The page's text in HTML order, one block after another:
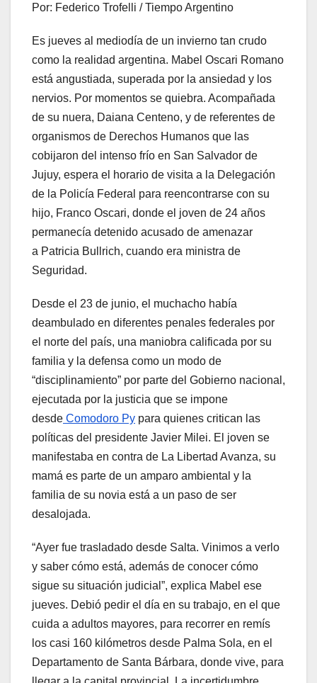
Por: Federico Trofelli / Tiempo Argentino
Es jueves al mediodía de un invierno tan crudo
como la realidad argentina. Mabel Oscari Romano
está angustiada, superada por la ansiedad y los
nervios. Por momentos se quiebra. Acompañada
de su nuera, Daiana Centeno, y de referentes de
organismos de Derechos Humanos que las
cobijaron del intenso frío en San Salvador de
Jujuy, espera el horario de visita a la Delegación
de la Policía Federal para reencontrarse con su
hijo, Franco Oscari, donde el joven de 24 años
permanecía detenido acusado de amenazar
a Patricia Bullrich, cuando era ministra de
Seguridad.
Desde el 23 de junio, el muchacho había
deambulado en diferentes penales federales por
el norte del país, una maniobra calificada por su
familia y la defensa como un modo de
“disciplinamiento” por parte del Gobierno nacional,
ejecutada por la justicia que se impone
desde Comodoro Py para quienes critican las
políticas del presidente Javier Milei. El joven se
manifestaba en contra de La Libertad Avanza, su
mamá es parte de un amparo ambiental y la
familia de su novia está a un paso de ser
desalojada.
“Ayer fue trasladado desde Salta. Vinimos a verlo
y saber cómo está, además de conocer cómo
sigue su situación judicial”, explica Mabel ese
jueves. Debió pedir el día en su trabajo, en el que
cuida a adultos mayores, para recorrer en remís
los casi 160 kilómetros desde Palma Sola, en el
Departamento de Santa Bárbara, donde vive, para